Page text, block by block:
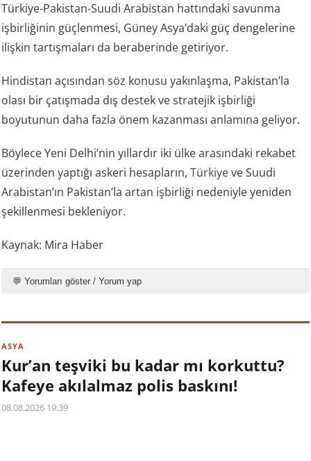
Türkiye-Pakistan-Suudi Arabistan hattındaki savunma
işbirliğinin güçlenmesi, Güney Asya’daki güç dengelerine
ilişkin tartışmaları da beraberinde getiriyor.
Hindistan açısından söz konusu yakınlaşma, Pakistan’la
olası bir çatışmada dış destek ve stratejik işbirliği
boyutunun daha fazla önem kazanması anlamına geliyor.
Böylece Yeni Delhi’nin yıllardır iki ülke arasındaki rekabet
üzerinden yaptığı askeri hesapların,Türkiyeve Suudi
Arabistan’ın Pakistan’la artan işbirliği nedeniyle yeniden
şekillenmesi bekleniyor.
Kaynak: Mira Haber
💬 Yorumları göster / Yorum yap
ASYA
Kur’an teşviki bu kadar mı korkuttu?
Kafeye akılalmaz polis baskını!
08.08.2026 19:39